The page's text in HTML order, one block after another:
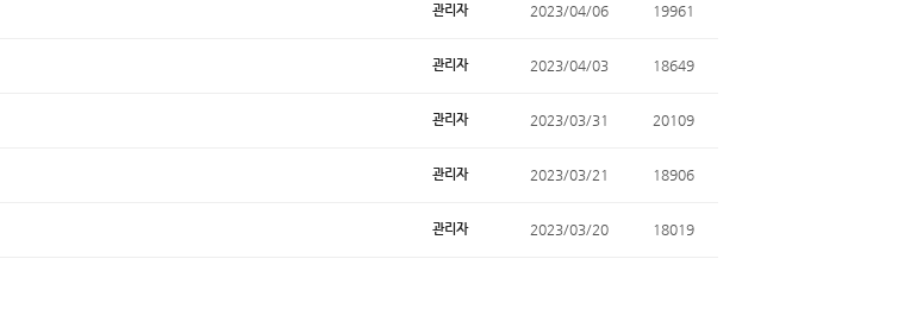
관리자 2023/04/06 19961
관리자 2023/04/03 18649
관리자 2023/03/31 20109
관리자 2023/03/21 18906
관리자 2023/03/20 18019